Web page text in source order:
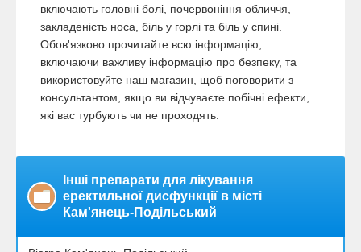
включають головні болі, почервоніння обличчя,
закладеність носа, біль у горлі та біль у спині.
Обов'язково прочитайте всю інформацію,
включаючи важливу інформацію про безпеку, та
використовуйте наш магазин, щоб поговорити з
консультантом, якщо ви відчуваєте побічні ефекти,
які вас турбують чи не проходять.
Інші препарати для лікування
еректильної дисфункції в місті
Кам'янець-Подільський